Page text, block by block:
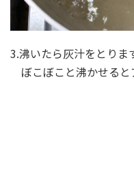
3.沸いたら灰汁をとりま
ぼこぼこと沸かせると